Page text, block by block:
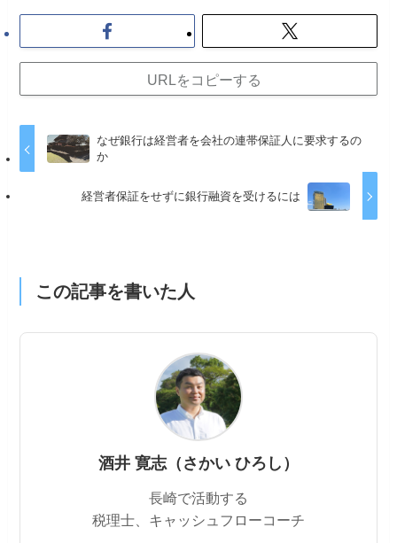
URLをコピーする
なぜ銀行は経営者を会社の連帯保証人に要求するの
か
経営者保証をせずに銀行融資を受けるには
この記事を書いた人
酒井 寛志（さかい ひろし）
長崎で活動する
税理士、キャッシュフローコーチ